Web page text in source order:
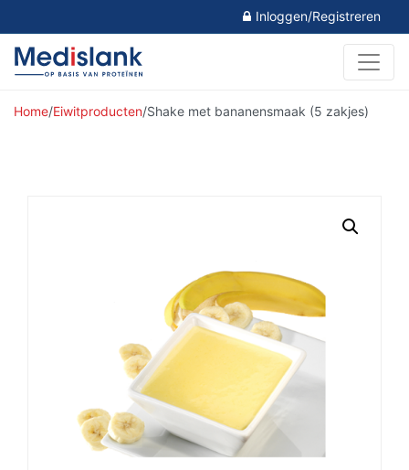
Inloggen/Registreren
Home/Eiwitproducten/Shake met bananensmaak (5 zakjes)